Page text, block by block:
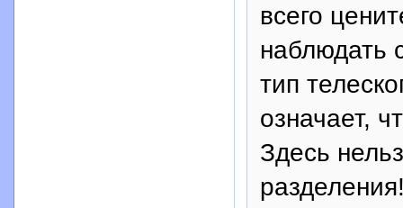
всего
наблюдать
тип
означает,
Здесь